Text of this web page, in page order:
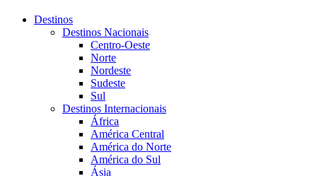
Destinos
Destinos Nacionais
Centro-Oeste
Norte
Nordeste
Sudeste
Sul
Destinos Internacionais
África
América Central
América do Norte
América do Sul
Ásia